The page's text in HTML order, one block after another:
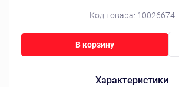
Код товара: 10026674
Характеристики
-
В корзину